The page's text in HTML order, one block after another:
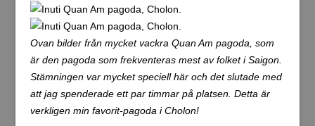
Ovan bilder från mycket vackra Quan Am pagoda, som
är den pagoda som frekventeras mest av folket i Saigon.
Stämningen var mycket speciell här och det slutade med
att jag spenderade ett par timmar på platsen. Detta är
verkligen min favorit-pagoda i Cholon!